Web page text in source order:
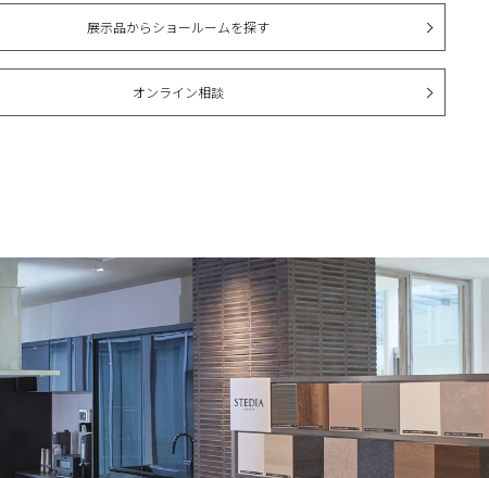
展示品からショールームを探す
オンライン相談